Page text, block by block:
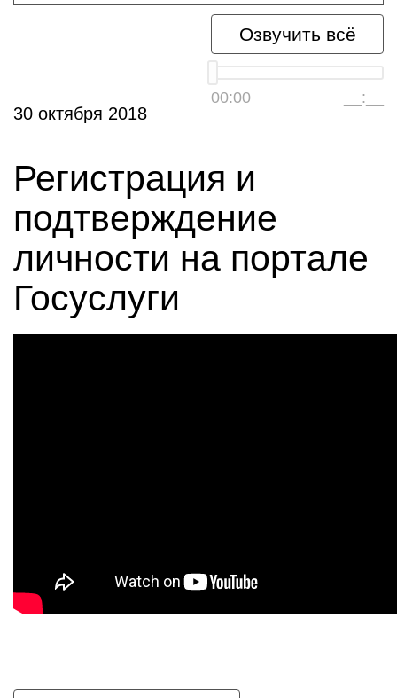
Озвучить всё
00:00 __:__
30 октября 2018
Регистрация и
подтверждение
личности на портале
Госуслуги